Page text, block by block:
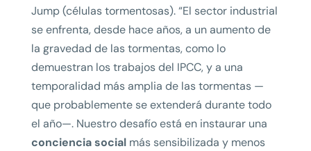
Jump (células tormentosas). “El sector industrial
se enfrenta, desde hace años, a un aumento de
la gravedad de las tormentas, como lo
demuestran los trabajos del IPCC, y a una
temporalidad más amplia de las tormentas —
que probablemente se extenderá durante todo
el año—. Nuestro desafío está en instaurar una
conciencia socialmás sensibilizada y menos